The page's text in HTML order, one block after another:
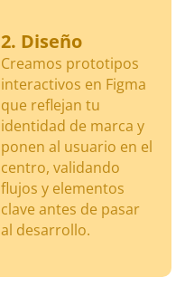
2. Diseño
Creamos prototipos
interactivos en Figma
que reflejan tu
identidad de marca y
ponen al usuario en el
centro, validando
flujos y elementos
clave antes de pasar
al desarrollo.